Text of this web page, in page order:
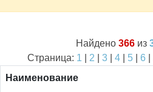
Найдено 366 из
Страница: 1 2 3| 4| 5| 6
Наименование